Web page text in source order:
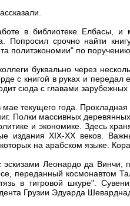
в библиотеке Елбасы,
Попросил срочно найти
политэкономии" по
буквально через
с книгой в руках и
сюда с главами зарубежных
текущего года.
Полки массивных
и экономике. Здесь
издания XIX-XX веков.
на арабском языке.
эскизами Леонардо да
переданный космонавтом
в тигровой шкуре".
Грузии Эдуарда